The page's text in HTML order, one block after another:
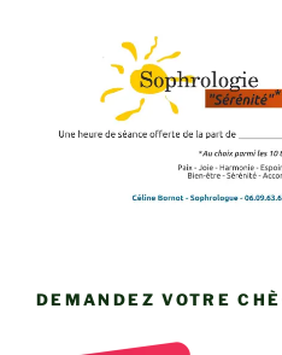
DEMANDEZ VOTRE